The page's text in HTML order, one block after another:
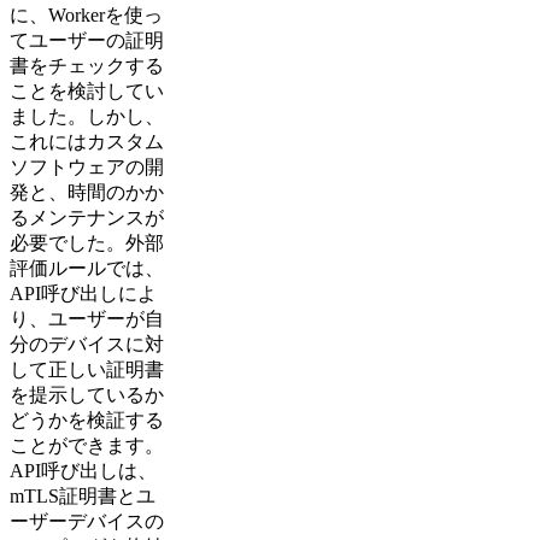
に、Workerを使っ
てユーザーの証明
書をチェックする
ことを検討してい
ました。しかし、
これにはカスタム
ソフトウェアの開
発と、時間のかか
るメンテナンスが
必要でした。外部
評価ルールでは、
API呼び出しによ
り、ユーザーが自
分のデバイスに対
して正しい証明書
を提示しているか
どうかを検証する
ことができます。
API呼び出しは、
mTLS証明書とユ
ーザーデバイスの